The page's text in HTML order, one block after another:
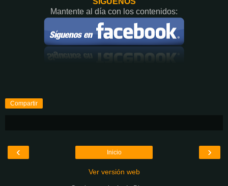
Mantente al día con los contenidos:
Compartir
‹ ›
Inicio
Ver versión web